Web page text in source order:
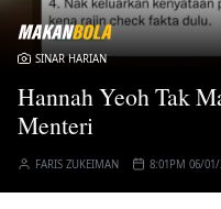
SINAR HARIAN
Hannah Yeoh Tak
Menteri
FARIS ZUKEIMAN 8:01PM 06/01/